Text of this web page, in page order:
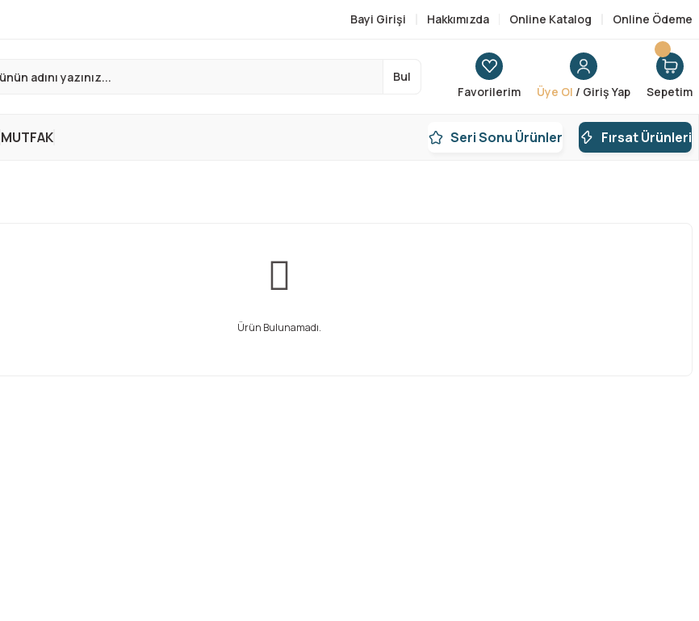
Bayi Girişi Hakkımızda Online Katalog Online Ödeme
Bul
Favorilerim
Üye Ol / Giriş Yap Sepetim
MUTFAK Seri Sonu Ürünler Fırsat Ürünleri
Ürün Bulunamadı.